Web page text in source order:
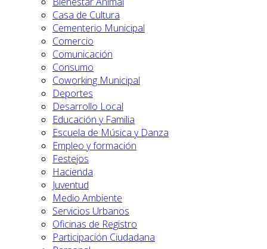
Casa de Cultura
Cementerio Municipal
Comercio
Comunicación
Consumo
Coworking Municipal
Deportes
Desarrollo Local
Educación y Familia
Escuela de Música y Danza
Empleo y formación
Festejos
Hacienda
Juventud
Medio Ambiente
Servicios Urbanos
Oficinas de Registro
Participación Ciudadana